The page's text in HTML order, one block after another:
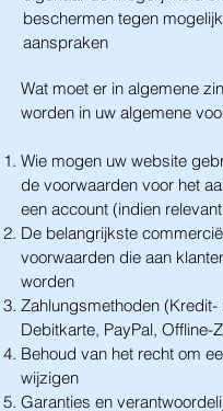
beschermen tegen
aanspraken
Wat moet er in algemene
worden in uw algemene
Wie mogen uw website
de voorwaarden voor het
een account (indien
De belangrijkste
voorwaarden die aan
worden
Zahlungsmethoden (Kredit-
Debitkarte, PayPal, Offline-
Behoud van het recht om
wijzigen
Garanties en